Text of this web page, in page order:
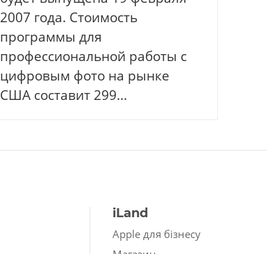
2007 года. Стоимость
программы для
профессиональной работы с
цифровым фото на рынке
США составит 299...
iLand
Apple для бізнесу